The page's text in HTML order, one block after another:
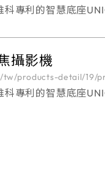
專利的智慧底座
攝影機
products-detail/19/
專利的智慧底座